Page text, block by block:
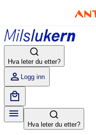
Hva leter du etter?
Logg inn
Hva leter du etter?